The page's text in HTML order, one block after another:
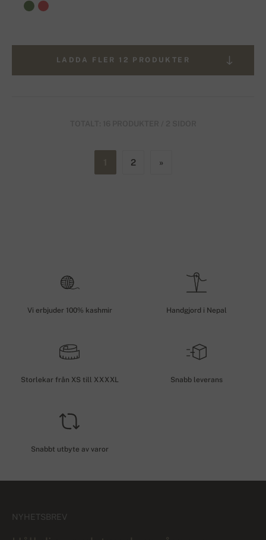
LADDA FLER 12 PRODUKTER
2 »
Vi erbjuder 100% kashmir Handgjord i Nepal
Storlekar från XS till XXXXL Snabb leverans
Snabbt utbyte av varor
NYHETSBREV